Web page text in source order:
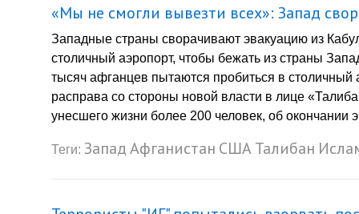
«Мы не смогли вывезти всех»: Запад
Западные страны сворачивают эвакуацию из
столичный аэропорт, чтобы бежать из страны
тысяч афганцев пытаются пробиться в столичный
расправа со стороны новой власти в лице
унесшего жизни более 200 человек, об
Теги: ЗападАфганистан СШАТалибан